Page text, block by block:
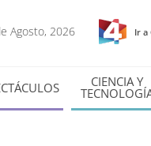
Agosto, 2026 Ir a
CIENCIA Y